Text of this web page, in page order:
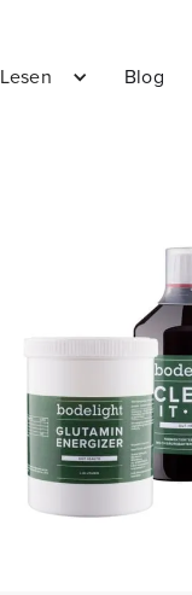
Lesen Blog